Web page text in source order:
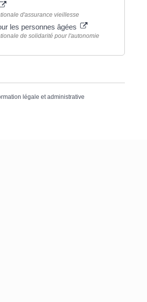
d'assurance vieillesse
les personnes âgées
de solidarité pour l'autonomie
légale et administrative